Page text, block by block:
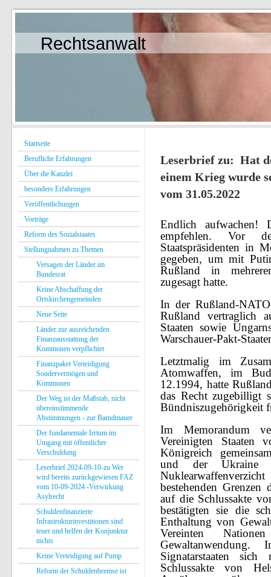
Rechtsanwalt
Startseite
Berufliche Erfahrungen
Über die Kanzlei
besondere Erfahrungen
Veröffentlichungen
Vorträge
Reform des Sozialstaates
Stellungnahmen zu Themen
Versagen der Länder im
Bundesrat
Keine Abschaffung der
Ortskirchengemeinden
Neue Seite
Länder zur ausreichenden
Finanzausstattung der
Kommunen verpflichtet
Finanzpaket Verteidigung
Sondervermögen und
Kommunen
Der Weg ist der Maßstab, nicht
übereinstimmende
Abstimmungen - zur Barndmauer
Der fundamentale Irrtum im
Umgang mit öffentlicher
Verschuldung
Leserbrief 2024-09-10-zu Wer
wird bereits zurückgewiesen FAZ
vom 10-09-2024 -Verwirkung
Asylrecht
Schuldenfinanzierte
Infrastrukturinvestitionen sind
teuer und helfen der Konjunktur
nichts
Keine Verteidigung auf Pump
Reform der Schuldenbremse ist
Leserbrief zu: Hat
einem Krieg wurde
vom 31.05.2022
Endlich
empfehlen. Vor
Staatspräsidenten in
gegeben, um mit
Rußland in
zugesagt hatte.
In der Rußland-
Rußland vertraglich
Staaten sowie
Warschauer-Pakt-
Letztmalig im
Atomwaffen, im
12.1994, hatte
das Recht zugebilligt
Bündniszugehörigkeit
Im Memorandum
Vereinigten Staaten
Königreich
und der Ukraine
bestehenden
auf die Schlussakte
bestätigten sie die
Enthaltung von
Vereinten
Signatarstaaten
Schlussakte von